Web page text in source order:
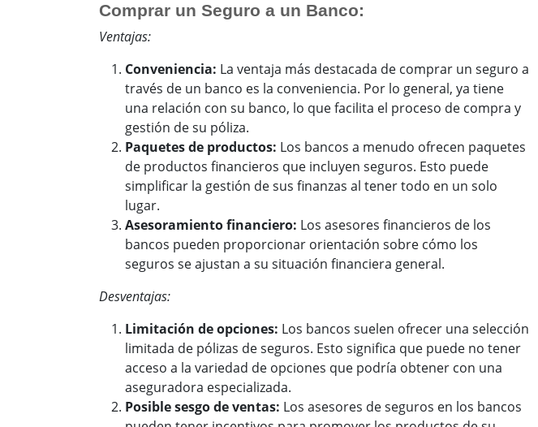
Comprar un Seguro a un Banco:
Ventajas:
Conveniencia: La ventaja más destacada de comprar un seguro a
través de un banco es la conveniencia. Por lo general, ya tiene
una relación con su banco, lo que facilita el proceso de compra y
gestión de su póliza.
Paquetes de productos: Los bancos a menudo ofrecen paquetes
de productos financieros que incluyen seguros. Esto puede
simplificar la gestión de sus finanzas al tener todo en un solo
lugar.
Asesoramiento financiero: Los asesores financieros de los
bancos pueden proporcionar orientación sobre cómo los
seguros se ajustan a su situación financiera general.
Desventajas:
Limitación de opciones: Los bancos suelen ofrecer una selección
limitada de pólizas de seguros. Esto significa que puede no tener
acceso a la variedad de opciones que podría obtener con una
aseguradora especializada.
Posible sesgo de ventas: Los asesores de seguros en los bancos